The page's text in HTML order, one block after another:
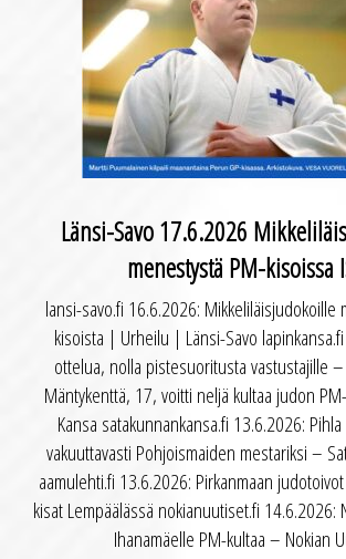
Länsi-Savo 17.6.2026
menestystä PM-kisoissa
lansi-savo.fi 16.6.2026: Mikkeliläisjudokoille
kisoista | Urheilu | Länsi-Savo
ottelua, nolla pistesuoritusta vastustajille –
Mäntykenttä, 17, voitti neljä kultaa judon
Kansa satakunnankansa.fi 13.6.2026:
vakuuttavasti Pohjoismaiden mestariksi –
aamulehti.fi 13.6.2026: Pirkanmaan
kisat Lempäälässä nokianuutiset.fi 14.6.2026:
Ihanamäelle PM-kultaa – Nokian